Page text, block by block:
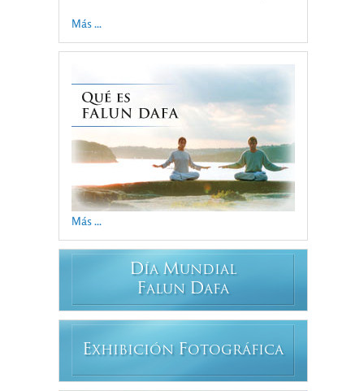
Más ...
Más ...
DÍA MUNDIAL
FALUN DAFA
EXHIBICIÓN FOTOGRÁFICA